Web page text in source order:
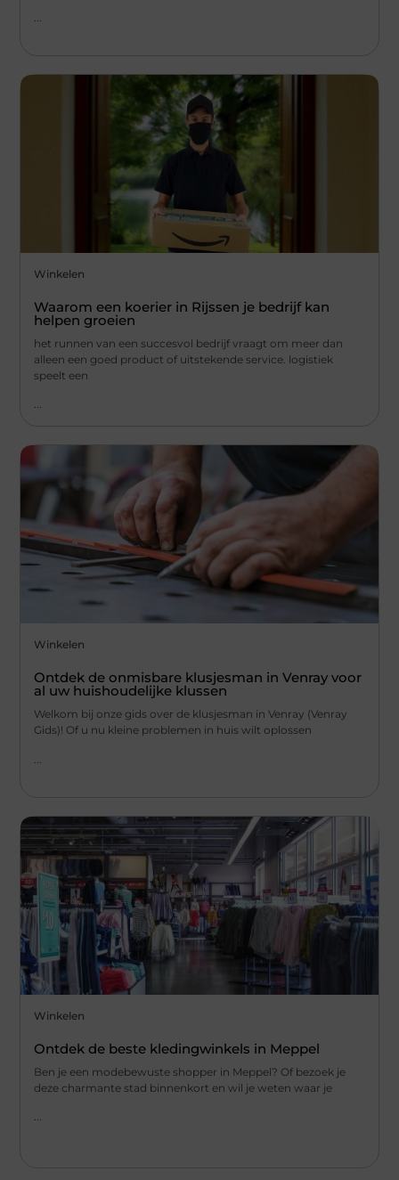
Winkelen
Waarom een koerier in Rijssen je bedrijf kan
helpen groeien
het runnen van een succesvol bedrijf vraagt om meer dan
alleen een goed product of uitstekende service. logistiek
speelt een
...
Winkelen
Ontdek de onmisbare klusjesman in Venray voor
al uw huishoudelijke klussen
Welkom bij onze gids over de klusjesman in Venray (Venray
Gids)! Of u nu kleine problemen in huis wilt oplossen
Winkelen
Ontdek de beste kledingwinkels in Meppel
Ben je een modebewuste shopper in Meppel? Of bezoek je
deze charmante stad binnenkort en wil je weten waar je